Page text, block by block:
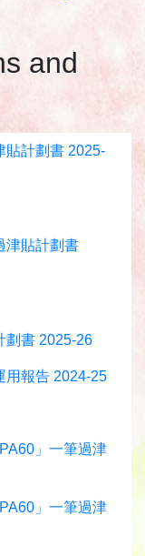
and
貼計劃書 2025-
津貼計劃書
劃書 2025-26
用報告 2024-25
」一筆過津
」一筆過津